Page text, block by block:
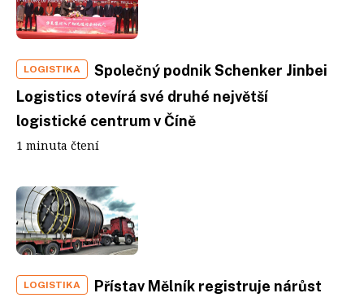
LOGISTIKA
Společný podnik Schenker Jinbei
Logistics otevírá své druhé největší
logistické centrum v Číně
1 minuta čtení
LOGISTIKA
Přístav Mělník registruje nárůst